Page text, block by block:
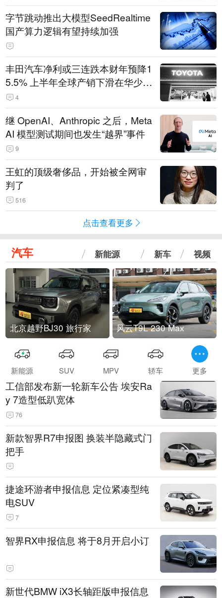
字节跳动推出大模型SeedRealtime
国产算力逻辑有望持续加强
丰田汽车净利或三连跌本财年预降1
5.5% 上半年全球产销下滑在华少卖
14.3万辆
4
继 OpenAI、Anthropic 之后，Meta
AI 模型测试期间也发生“越界”事件
9
王虹的顶级奢侈品，开始被全网审
判了
516
点击查看更多
汽车 新能源 新车 视频
北京越野BJ30 旅行家 风云T9L 230 Max
新能源 SUV MPV 轿车 更多
工信部发布新一轮新车公告 埃安Ra
y 7造型低趴宽体
76
新款智界R7申报图 换装半隐藏式门
把手
捷途环游者申报信息 定位紧凑型纯
电SUV
7
智界RX申报信息 将于8月开启小订
新世代BMW iX3长轴距版申报信息